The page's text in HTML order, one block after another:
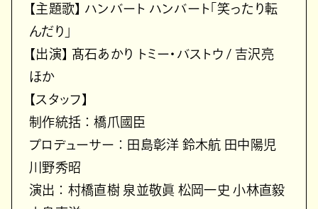
【主題歌】 ハンバート ハンバート「笑ったり転
んだり」
【出演】 髙石あかり トミー・バストウ / 吉沢亮
ほか
【スタッフ】
制作統括 ： 橋爪國臣
プロデューサー ： 田島彰洋 鈴木航 田中陽児
川野秀昭
演出 ： 村橋直樹 泉並敬眞 松岡一史 小林直毅